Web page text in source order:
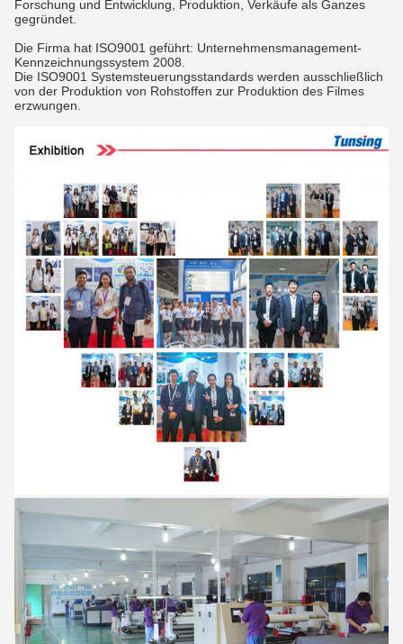
Forschung und Entwicklung, Produktion, Verkäufe als Ganzes
gegründet.
Die Firma hat ISO9001 geführt: Unternehmensmanagement-
Kennzeichnungssystem 2008.
Die ISO9001 Systemsteuerungsstandards werden ausschließlich
von der Produktion von Rohstoffen zur Produktion des Filmes
erzwungen.